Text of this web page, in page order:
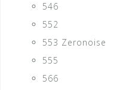
546
552
553 Zeronoise
555
566